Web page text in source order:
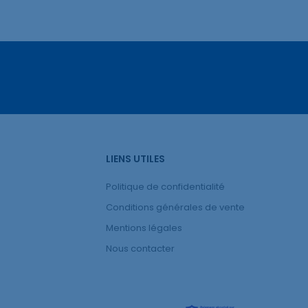
LIENS UTILES
Politique de confidentialité
Conditions générales de vente
Mentions légales
Nous contacter